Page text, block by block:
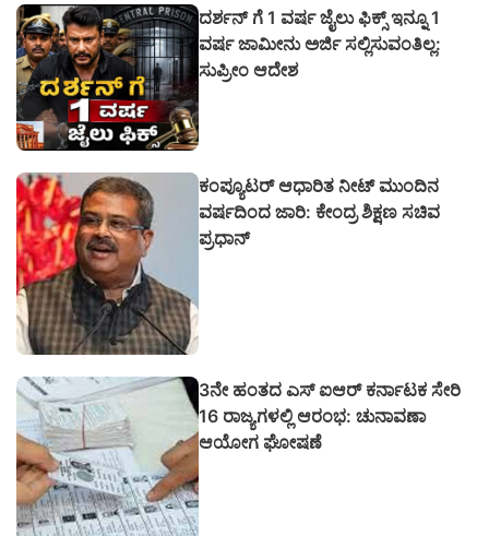
ದರ್ಶನ್ ಗೆ 1 ವರ್ಷ ಜೈಲು ಫಿಕ್ಸ್ ಇನ್ನೂ 1
ವರ್ಷ ಜಾಮೀನು ಅರ್ಜಿ ಸಲ್ಲಿಸುವಂತಿಲ್ಲ:
ಸುಪ್ರೀಂ ಆದೇಶ
ಕಂಪ್ಯೂಟರ್ ಆಧಾರಿತ ನೀಟ್ ಮುಂದಿನ
ವರ್ಷದಿಂದ ಜಾರಿ: ಕೇಂದ್ರ ಶಿಕ್ಷಣ ಸಚಿವ
ಪ್ರಧಾನ್
3ನೇ ಹಂತದ ಎಸ್ ಐಆರ್ ಕರ್ನಾಟಕ ಸೇರಿ
16 ರಾಜ್ಯಗಳಲ್ಲಿ ಆರಂಭ: ಚುನಾವಣಾ
ಆಯೋಗ ಘೋಷಣೆ